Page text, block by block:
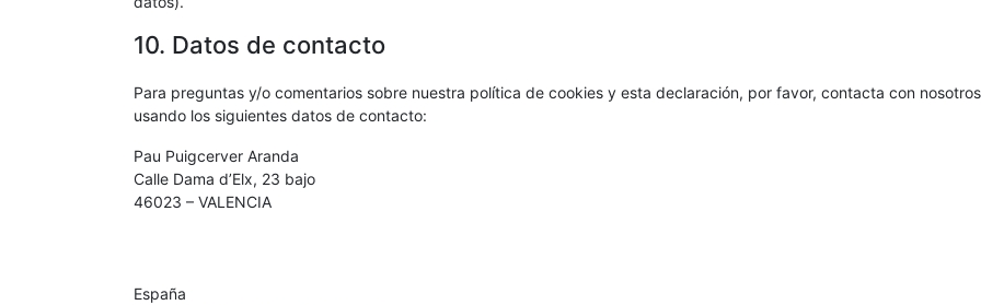
10. Datos de contacto
Para preguntas y/o comentarios sobre nuestra política de cookies y esta declaración, por favor, contacta con nosotros
usando los siguientes datos de contacto:
Pau Puigcerver Aranda
Calle Dama d’Elx, 23 bajo
46023 – VALENCIA
España